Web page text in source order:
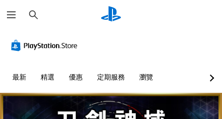
尋
最新 精選 優惠 定期服務 瀏覽